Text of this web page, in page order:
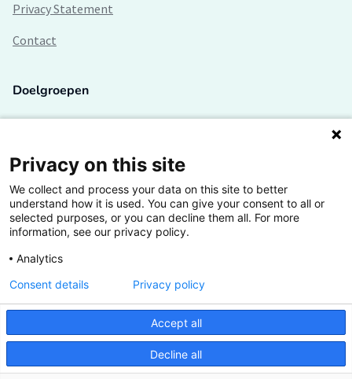
Privacy Statement
Contact
Doelgroepen
Lectoren en onderzoekers
Bedrijven
Hogescholen
De grootste kennisbank van het HBO
Inspiratie op jouw vakgebied
Vrij toegankelijk
Privacy on this site
We collect and process your data on this site to better
understand how it is used. You can give your consent to all or
selected purposes, or you can decline them all. For more
information, see our privacy policy.
Analytics
Accept all
Decline all
Consent details Privacy policy